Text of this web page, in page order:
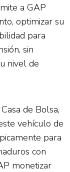
a GAP
optimizar su
para
sin
nivel de
de Bolsa,
vehículo de
para
con
monetizar